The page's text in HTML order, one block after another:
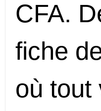
CFA.
fiche
où tout